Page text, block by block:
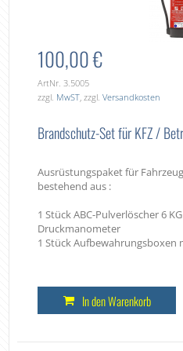
100,00 €
ArtNr. 3.5005
zzgl. MwST , zzgl.Versandkosten
Brandschutz-Set für KFZ /
Ausrüstungspaket für
bestehend aus :
1 Stück ABC-Pulverlöscher 6
Druckmanometer
1 Stück Aufbewahrungsboxen
In den Warenkorb